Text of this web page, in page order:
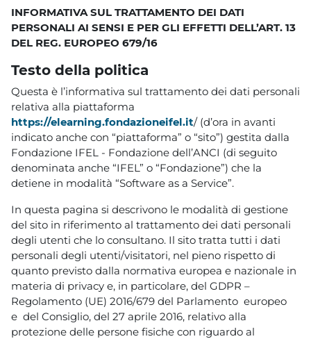
INFORMATIVA SUL TRATTAMENTO DEI DATI
PERSONALI AI SENSI E PER GLI EFFETTI DELL’ART. 13
DEL REG. EUROPEO 679/16
Testo della politica
Questa è l’informativa sul trattamento dei dati personali
relativa alla piattaforma
https://elearning.fondazioneifel.it/ (d’ora in avanti
indicato anche con “piattaforma” o “sito”) gestita dalla
Fondazione IFEL - Fondazione dell’ANCI (di seguito
denominata anche “IFEL” o “Fondazione”) che la
detiene in modalità “Software as a Service”.
In questa pagina si descrivono le modalità di gestione
del sito in riferimento al trattamento dei dati personali
degli utenti che lo consultano. Il sito tratta tutti i dati
personali degli utenti/visitatori, nel pieno rispetto di
quanto previsto dalla normativa europea e nazionale in
materia di privacy e, in particolare, del GDPR –
Regolamento (UE) 2016/679 del Parlamento europeo
e del Consiglio, del 27 aprile 2016, relativo alla
protezione delle persone fisiche con riguardo al